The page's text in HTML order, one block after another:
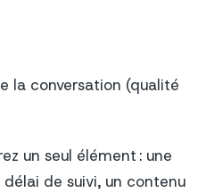
la conversation (qualité
un seul élément : une
de suivi, un contenu